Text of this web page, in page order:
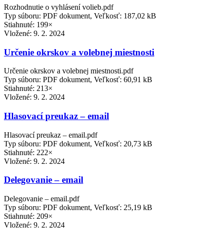
Rozhodnutie o vyhlásení volieb.pdf
Typ súboru: PDF dokument, Veľkosť: 187,02 kB
Stiahnuté: 199×
Vložené: 9. 2. 2024
Určenie okrskov a volebnej miestnosti
Určenie okrskov a volebnej miestnosti.pdf
Typ súboru: PDF dokument, Veľkosť: 60,91 kB
Stiahnuté: 213×
Vložené: 9. 2. 2024
Hlasovací preukaz – email
Hlasovací preukaz – email.pdf
Typ súboru: PDF dokument, Veľkosť: 20,73 kB
Stiahnuté: 222×
Vložené: 9. 2. 2024
Delegovanie – email
Delegovanie – email.pdf
Typ súboru: PDF dokument, Veľkosť: 25,19 kB
Stiahnuté: 209×
Vložené: 9. 2. 2024